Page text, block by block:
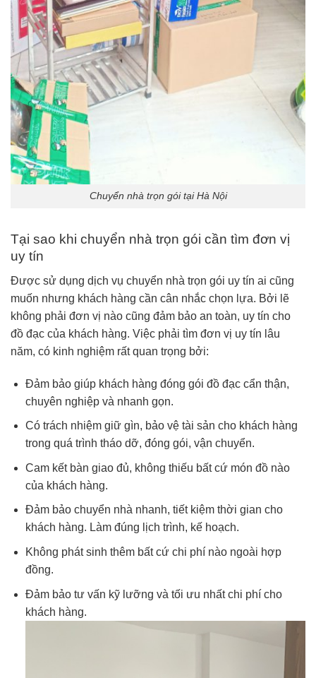
Chuyển nhà trọn gói tại Hà Nội
Tại sao khi chuyển nhà trọn gói cần tìm đơn vị
uy tín
Được sử dụng dịch vụ chuyển nhà trọn gói uy tín ai cũng
muốn nhưng khách hàng cần cân nhắc chọn lựa. Bởi lẽ
không phải đơn vị nào cũng đảm bảo an toàn, uy tín cho
đồ đạc của khách hàng. Việc phải tìm đơn vị uy tín lâu
năm, có kinh nghiệm rất quan trọng bởi:
Đảm bảo giúp khách hàng đóng gói đồ đạc cẩn thận,
chuyên nghiệp và nhanh gọn.
Có trách nhiệm giữ gìn, bảo vệ tài sản cho khách hàng
trong quá trình tháo dỡ, đóng gói, vận chuyển.
Cam kết bàn giao đủ, không thiếu bất cứ món đồ nào
của khách hàng.
Đảm bảo chuyển nhà nhanh, tiết kiệm thời gian cho
khách hàng. Làm đúng lịch trình, kế hoạch.
Không phát sinh thêm bất cứ chi phí nào ngoài hợp
đồng.
Đảm bảo tư vấn kỹ lưỡng và tối ưu nhất chi phí cho
khách hàng.